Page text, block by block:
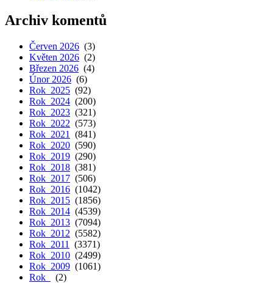
Archiv komentů
Červen 2026 (3)
Květen 2026 (2)
Březen 2026 (4)
Únor 2026 (6)
Rok 2025 (92)
Rok 2024 (200)
Rok 2023 (321)
Rok 2022 (573)
Rok 2021
(841)
Rok 2020 (590)
Rok 2019 (290)
Rok 2018 (381)
Rok 2017 (506)
Rok 2016 (1042)
Rok 2015 (1856)
Rok 2014 (4539)
Rok 2013 (7094)
Rok 2012 (5582)
Rok 2011
(3371)
Rok 2010 (2499)
Rok 2009 (1061)
Rok
(2)